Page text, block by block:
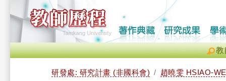
教
研發處: 研究計畫 (非國科會) 趙曉雯 HSIAO-